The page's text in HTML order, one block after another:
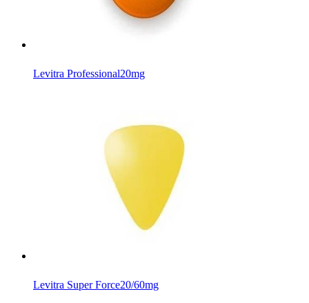
Levitra Professional20mg
Levitra Super Force20/60mg